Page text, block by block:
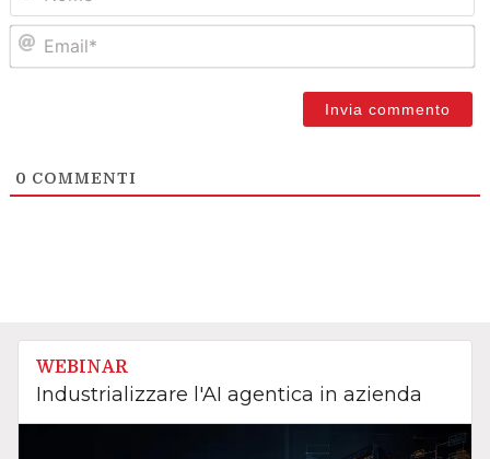
0 COMMENTI
WEBINAR
Industrializzare l'AI agentica in azienda